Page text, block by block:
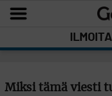
Miksi tämä viesti